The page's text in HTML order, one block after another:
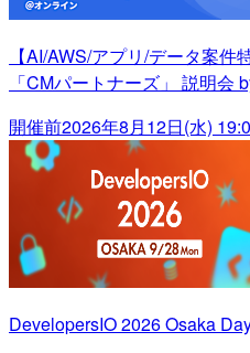
【AI/AWS/アプリ/データ案
「CMパートナーズ」 説明会
開催前2026年8月12日(水)
DevelopersIO 2026 Osaka